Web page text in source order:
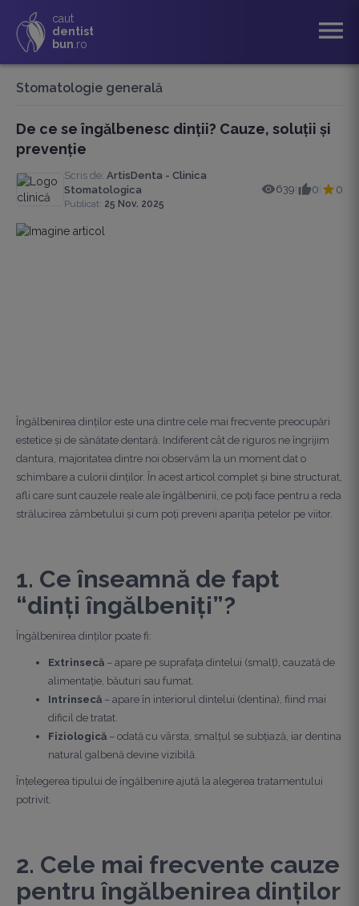
caut
dentist
bun .ro menu
Stomatologie generală
De ce se îngălbenesc dinții? Cauze, soluții și
prevenție
Scris de: ArtisDenta - Clinica
Stomatologica
Publicat: 25 Nov. 2025
639 0 0
Îngălbenirea dinților este una dintre cele mai frecvente preocupări
estetice și de sănătate dentară. Indiferent cât de riguros ne îngrijim
dantura, majoritatea dintre noi observăm la un moment dat o
schimbare a culorii dinților. În acest articol complet și bine structurat,
afli care sunt cauzele reale ale îngălbenirii, ce poți face pentru a reda
strălucirea zâmbetului și cum poți preveni apariția petelor pe viitor.
1. Ce înseamnă de fapt
“dinți îngălbeniți”?
Îngălbenirea dinților poate fi:
Extrinsecă – apare pe suprafața dintelui (smalț), cauzată de
alimentație, băuturi sau fumat.
Intrinsecă – apare în interiorul dintelui (dentina), fiind mai
dificil de tratat.
Fiziologică – odată cu vârsta, smalțul se subțiază, iar dentina
natural galbenă devine vizibilă.
Înțelegerea tipului de îngălbenire ajută la alegerea tratamentului
potrivit.
2. Cele mai frecvente cauze
pentru îngălbenirea dinților